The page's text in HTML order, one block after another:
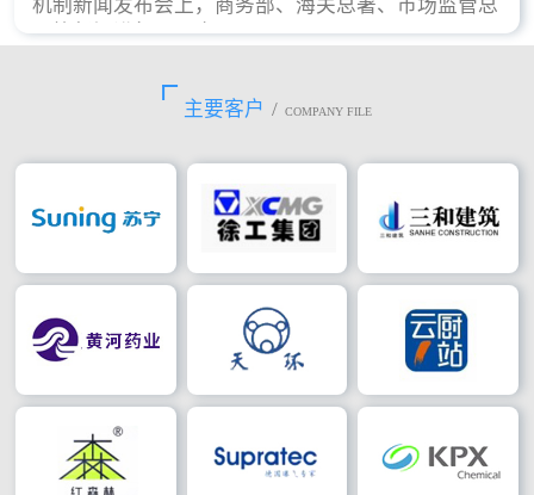
机制新闻发布会上，商务部、海关总署、市场监管总
局等部门进行了回应。
主要客户 / COMPANY FILE